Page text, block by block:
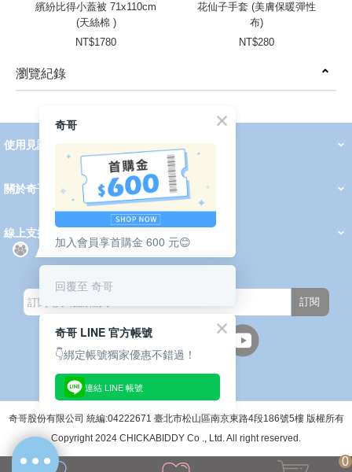
0
繽紛比得小蓋被 71x110cm
(天絲棉 )
NT$1780
花仙子手套 (美膚保暖彈性
布)
NT$280
瀏覽紀錄
prev
next
使用見證 線上DM
2026 PADDINGTON 春夏服飾
2026 Peter Rabbit 春夏服飾
2026 CHIC BASICS春夏服飾
2026 Chic“a”Bon 派對禮服系列
2026 Chic“a”Bon 春夏服飾
媽咪購物指南
關於奇哥
奇哥的故事
育兒資訊站
會員中心
會員權益說明
我的帳戶
訂單查詢
紅利點數
修改會員資料
活動報名
線上支援
購買說明
常見問題
隱私權聲明
保固卡登錄
保固查詢
訂閱
週一至週五(上班日)
9:30~12:00 13:00~17:00
●中午12:00-13:00休息●
奇哥股份有限公司 統編:04222671 臺北市松山區南京東路4段186號5樓 版權所有
Copyright 2024 CHICKABIDDY Co ., Ltd. All right reserved.
奇哥
加入會員享首購金 600 元😊
回覆至 奇哥
奇哥 LINE 官方帳號
👇綁定帳號獨家優惠不錯過！
連結 LINE 帳號